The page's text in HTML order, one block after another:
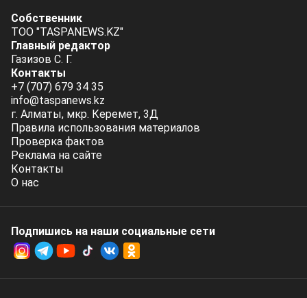
Собственник
ТОО "TASPANEWS.KZ"
Главный редактор
Газизов С. Г.
Контакты
+7 (707) 679 34 35
info@taspanews.kz
г. Алматы, мкр. Керемет, 3Д
Правила использования материалов
Проверка фактов
Реклама на сайте
Контакты
О нас
Подпишись на наши социальные cети